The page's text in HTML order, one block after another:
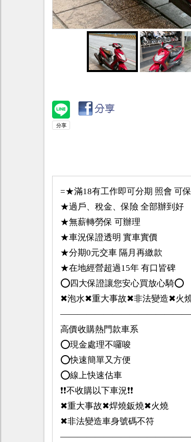
=★滿18有工作即可分期 照會 可
★過戶、稅金、保險 全部辦到好
★無薪轉勞保 可辦理
★車況保證透明 實車實價
★分期0元交車 隔月再繳款
★在地經營超過15年 有口皆碑
⭕️四大保證讓您安心買放心騎⭕️
✖泡水✖重大事故✖非法變造✖火
高價收購熱門款車系
⭕️現金處理不囉唆
⭕️快速簡單又方便
⭕️線上快速估車
❗️❗️不收購以下車況❗️❗️
✖重大事故✖焊燒鈑燒✖火燒
✖非法變造車身號碼不符